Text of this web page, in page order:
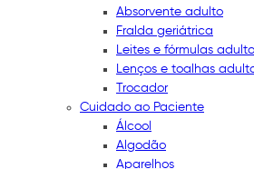
Absorvente adulto
Fralda geriátrica
Leites e fórmulas adulto
Lenços e toalhas
Trocador
Cuidado ao Paciente
Álcool
Algodão
Aparelhos